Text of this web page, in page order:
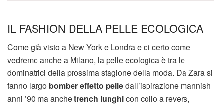
IL FASHION DELLA PELLE ECOLOGICA
Come già visto a New York e Londra e di certo come
vedremo anche a Milano, la pelle ecologica è tra le
dominatrici della prossima stagione della moda. Da Zara si
fanno largo bomber effetto pelledall’ispirazione mannish
anni ’90 ma anchetrench lunghicon collo a revers,